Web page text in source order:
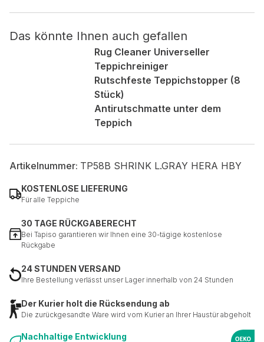
Das könnte Ihnen auch gefallen
Rug Cleaner Universeller
Teppichreiniger
Rutschfeste Teppichstopper (8
Stück)
Antirutschmatte unter dem
Teppich
Artikelnummer: TP58B SHRINK L.GRAY HERA HBY
KOSTENLOSE LIEFERUNG
Für alle Teppiche
30 TAGE RÜCKGABERECHT
Bei Tapiso garantieren wir Ihnen eine 30-tägige kostenlose
Rückgabe
24 STUNDEN VERSAND
Ihre Bestellung verlässt unser Lager innerhalb von 24 Stunden
Der Kurier holt die Rücksendung ab
Die zurückgesandte Ware wird vom Kurier an Ihrer Haustür abgeholt
Nachhaltige Entwicklung
Nicht kategorisiert.
Andere nicht kategorisierte Cookies sind solche, die
analysiert werden und noch keiner Kategorie zugeordnet
Alle ablehnen
Alle akzeptieren